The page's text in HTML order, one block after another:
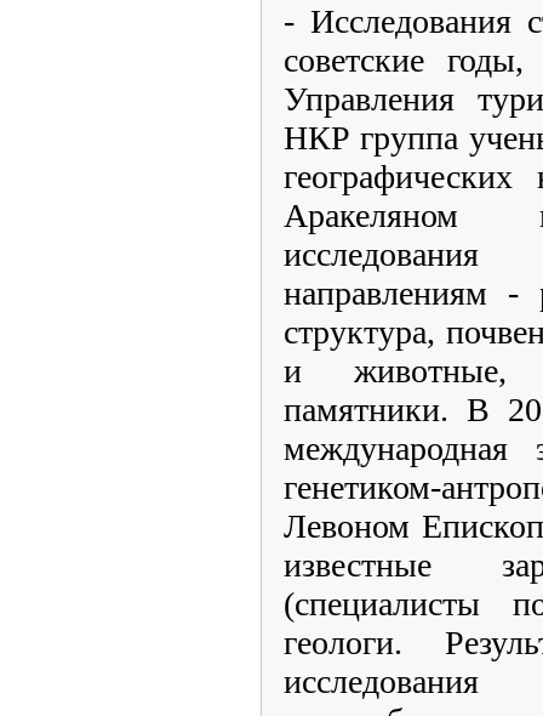
- Исследования
советские
Управления
НКР группа
Аракеляном
направлениям -
структура,
и животные,
памятники. В
международная
генетиком-
Левоном
известные
(специалисты
геологи.